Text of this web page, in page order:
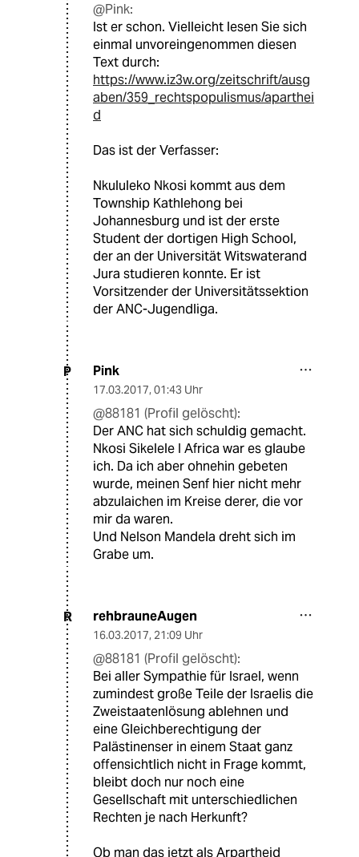
@Pink:
Ist er schon. Vielleicht lesen Sie sich
einmal unvoreingenommen diesen
Text durch:
https://www.iz3w.org/zeitschrift/ausg
aben/359_rechtspopulismus/aparthei
d
Das ist der Verfasser:
Nkululeko Nkosi kommt aus dem
Township Kathlehong bei
Johannesburg und ist der erste
Student der dortigen High School,
der an der Universität Witswaterand
Jura studieren konnte. Er ist
Vorsitzender der Universitätssektion
der ANC-Jugendliga.
P Pink
17.03.2017, 01:43 Uhr
@88181 (Profil gelöscht):
Der ANC hat sich schuldig gemacht.
Nkosi Sikelele I Africa war es glaube
ich. Da ich aber ohnehin gebeten
wurde, meinen Senf hier nicht mehr
abzulaichen im Kreise derer, die vor
mir da waren.
Und Nelson Mandela dreht sich im
Grabe um.
R rehbrauneAugen
16.03.2017, 21:09 Uhr
@88181 (Profil gelöscht):
Bei aller Sympathie für Israel, wenn
zumindest große Teile der Israelis die
Zweistaatenlösung ablehnen und
eine Gleichberechtigung der
Palästinenser in einem Staat ganz
offensichtlich nicht in Frage kommt,
bleibt doch nur noch eine
Gesellschaft mit unterschiedlichen
Rechten je nach Herkunft?
Ob man das jetzt als Arpartheid